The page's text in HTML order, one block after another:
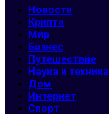
Новости
Крипта
Мир
Бизнес
Путешествие
Наука и техника
Дом
Интернет
Спорт